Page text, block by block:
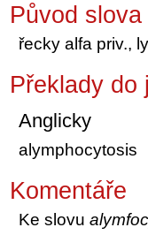
Původ slova
řecky alfa priv.,
Překlady do
Anglicky
alymphocytosis
Komentáře
Ke slovu